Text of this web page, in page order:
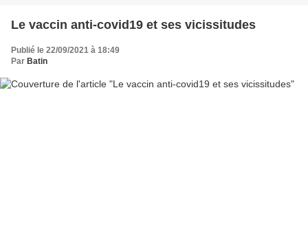
Le vaccin anti-covid19 et ses vicissitudes
Publié le 22/09/2021 à 18:49
Par Batin